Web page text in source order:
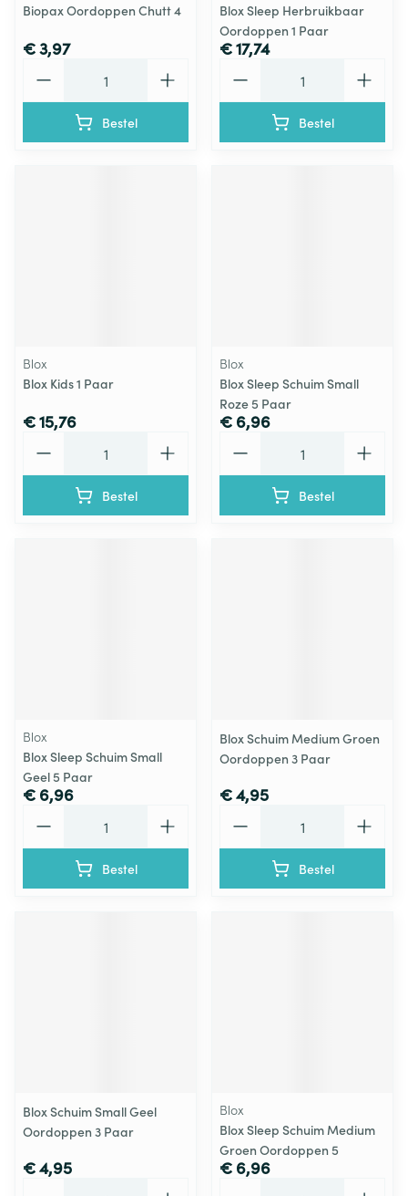
Biopax Oordoppen Chutt 4
€ 3,97
Bestel
Blox Sleep Herbruikbaar
Oordoppen 1 Paar
€ 17,74
Bestel
Blox
Blox Kids 1 Paar
€ 15,76
Bestel
Blox
Blox Sleep Schuim Small
Roze 5 Paar
€ 6,96
Bestel
Blox
Blox Sleep Schuim Small
Geel 5 Paar
€ 6,96
Bestel
Blox Schuim Medium Groen
Oordoppen 3 Paar
€ 4,95
Bestel
Blox Schuim Small Geel
Oordoppen 3 Paar
€ 4,95
Blox
Blox Sleep Schuim Medium
Groen Oordoppen 5
€ 6,96